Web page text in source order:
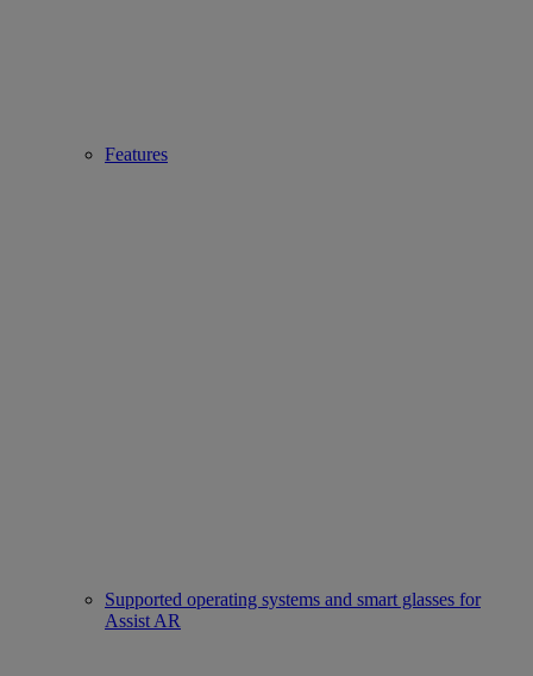
Features
Supported operating systems and smart glasses for
Assist AR